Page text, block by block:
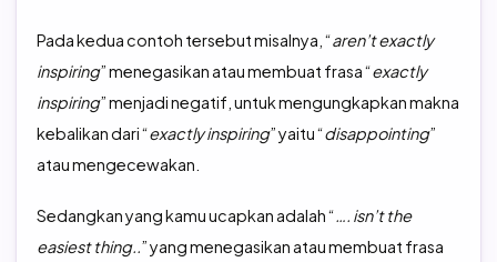
Pada kedua contoh tersebut misalnya, “aren’t exactly
inspiring” menegasikan atau membuat frasa “exactly
inspiring” menjadi negatif, untuk mengungkapkan makna
kebalikan dari “exactly inspiring” yaitu “disappointing”
atau mengecewakan.
Sedangkan yang kamu ucapkan adalah “ …. isn’t the
easiest thing.. ” yang menegasikan atau membuat frasa